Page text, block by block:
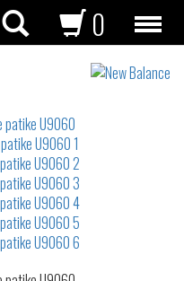
0